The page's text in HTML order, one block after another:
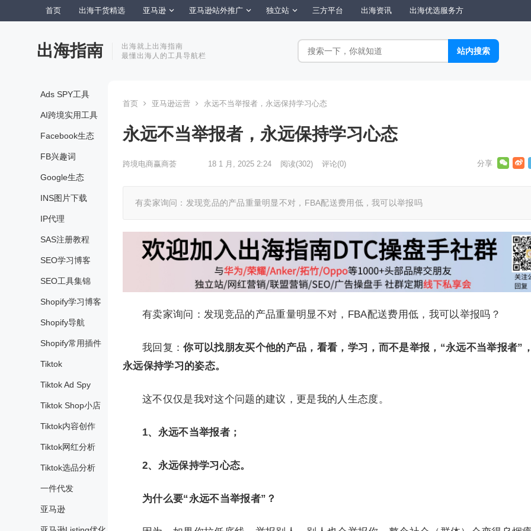
首页 出海干货精选 亚马逊 亚马逊站外推广 独立站 三方平台 出海资讯 出海优选服务方
出海指南
出海就上出海指南
最懂出海人的工具导航栏
Ads SPY工具
AI跨境实用工具
Facebook生态
FB兴趣词
Google生态
INS图片下载
IP代理
SAS注册教程
SEO学习博客
SEO工具集锦
Shopify学习博客
Shopify导航
Shopify常用插件
Tiktok
Tiktok Ad Spy
Tiktok Shop小店
Tiktok内容创作
Tiktok网红分析
Tiktok选品分析
一件代发
亚马逊
首页 亚马逊运营 永远不当举报者，永远保持学习心态
永远不当举报者，永远保持学习心态
跨境电商赢商荟 18 1 月, 2025 2:24 阅读(302) 评论(0)
有卖家询问：发现竞品的产品重量明显不对，FBA配送费用低，我可以举报吗
有卖家询问：发现竞品的产品重量明显不对，FBA配送费用低，我可以举报吗？
我回复：你可以找朋友买个他的产品，看看，学习，而不是举报，“永远不当举报者”
永远保持学习的姿态。
这不仅仅是我对这个问题的建议，更是我的人生态度。
1、永远不当举报者；
2、永远保持学习心态。
为什么要“永远不当举报者”？